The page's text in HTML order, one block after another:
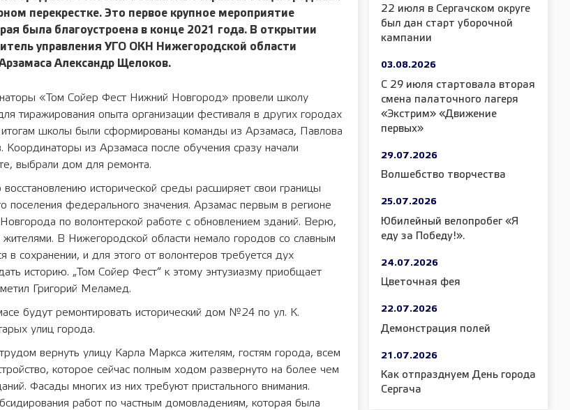
перекрестке. Это первое крупное мероприятие
была благоустроена в конце 2021 года. В открытии
управления УГО ОКН Нижегородской области
Александр Щелоков.
«Том Сойер Фест Нижний Новгород» провели школу
тиражирования опыта организации фестиваля в других городах
школы были сформированы команды из Арзамаса, Павлова
Координаторы из Арзамаса после обучения сразу начали
выбрали дом для ремонта.
исторической среды расширяет свои границы
поселения федерального значения. Арзамас первым в регионе
по волонтерской работе с обновлением зданий. Верю,
В Нижегородской области немало городов со славным
сохранении, и для этого от волонтеров требуется дух
историю. „Том Сойер Фест“ к этому энтузиазму приобщает
Григорий Меламед.
будут ремонтировать исторический дом №24 по ул. К.
улиц города.
вернуть улицу Карла Маркса жителям, гостям города, всем
которое сейчас полным ходом развернуто на более чем
Фасады многих из них требуют пристального внимания.
работ по частным домовладениям, которая была
22 июля в Сергачском округе
был дан старт уборочной
кампании
03.08.2026
С 29 июля стартовала вторая
смена палаточного лагеря
«Экстрим» «Движение
первых»
29.07.2026
Волшебство творчества
25.07.2026
Юбилейный велопробег «Я
еду за Победу!».
24.07.2026
Цветочная фея
22.07.2026
Демонстрация полей
21.07.2026
Как отпразднуем День города
Сергача